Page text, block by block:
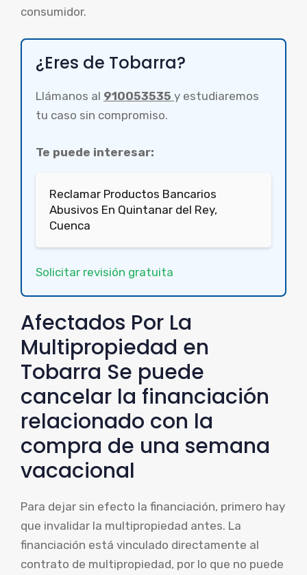
consumidor.
¿Eres de Tobarra?
Llámanos al 910053535 y estudiaremos
tu caso sin compromiso.
Te puede interesar:
Reclamar Productos Bancarios
Abusivos En Quintanar del Rey,
Cuenca
Solicitar revisión gratuita
Afectados Por La
Multipropiedad en
Tobarra Se puede
cancelar la financiación
relacionado con la
compra de una semana
vacacional
Para dejar sin efecto la financiación, primero hay
que invalidar la multipropiedad antes. La
financiación está vinculado directamente al
contrato de multipropiedad, por lo que no puede